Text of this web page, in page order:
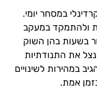
במסחר יומי.
ולהתמקד במעקב
בשעות בהן השוק
את התנודתיות
במהירות לשינויים
אמת.